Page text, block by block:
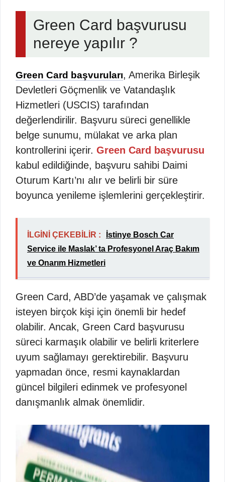
Green Card başvurusu
nereye yapılır ?
Green Card başvuruları, Amerika Birleşik
Devletleri Göçmenlik ve Vatandaşlık
Hizmetleri (USCIS) tarafından
değerlendirilir. Başvuru süreci genellikle
belge sunumu, mülakat ve arka plan
kontrollerini içerir. Green Card başvurusu
kabul edildiğinde, başvuru sahibi Daimi
Oturum Kartı’nı alır ve belirli bir süre
boyunca yenileme işlemlerini gerçekleştirir.
İLGİNİ ÇEKEBİLİR :
İstinye Bosch Car
Service ile Maslak’ ta Profesyonel Araç Bakım
ve Onarım Hizmetleri
Green Card, ABD’de yaşamak ve çalışmak
isteyen birçok kişi için önemli bir hedef
olabilir. Ancak, Green Card başvurusu
süreci karmaşık olabilir ve belirli kriterlere
uyum sağlamayı gerektirebilir. Başvuru
yapmadan önce, resmi kaynaklardan
güncel bilgileri edinmek ve profesyonel
danışmanlık almak önemlidir.